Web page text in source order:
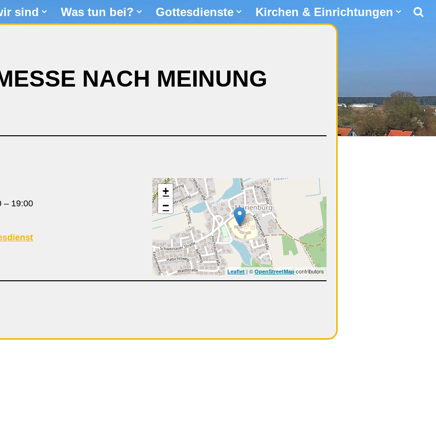
sind Was tun bei? Gottesdienste Kirchen & Einrichtungen
NACH MEINUNG
– 19:00
+
−
Leaflet | ©OpenStreetMap contributors